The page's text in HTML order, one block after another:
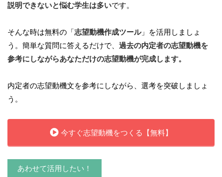
説明できないと悩む学生は多いです。
そんな時は無料の「志望動機作成ツール」を活用しましょ
う。簡単な質問に答えるだけで、 過去の内定者の志望動機を
参考にしながらあなただけの志望動機が完成します。
内定者の志望動機文を参考にしながら、選考を突破しましょ
う。
今すぐ志望動機をつくる【無料】
あわせて活用したい！